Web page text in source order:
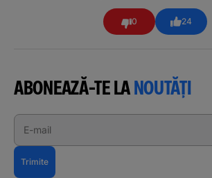
0 24
ABONEAZĂ-TE LANOUTĂȚI
E-mail
Trimite